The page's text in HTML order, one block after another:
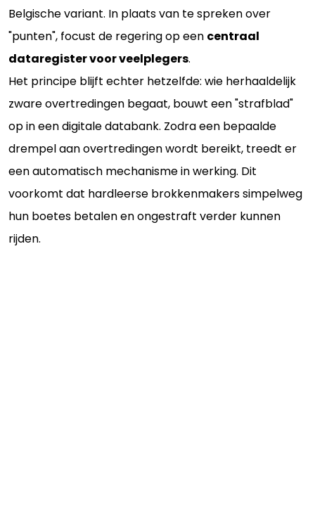
Belgische variant. In plaats van te spreken over
"punten", focust de regering op een centraal
dataregister voor veelplegers.
Het principe blijft echter hetzelfde: wie herhaaldelijk
zware overtredingen begaat, bouwt een "strafblad"
op in een digitale databank. Zodra een bepaalde
drempel aan overtredingen wordt bereikt, treedt er
een automatisch mechanisme in werking. Dit
voorkomt dat hardleerse brokkenmakers simpelweg
hun boetes betalen en ongestraft verder kunnen
rijden.